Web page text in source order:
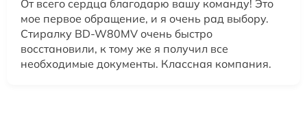
От всего сердца благодарю вашу команду! Это
мое первое обращение, и я очень рад выбору.
Стиралку BD-W80MV очень быстро
восстановили, к тому же я получил все
необходимые документы. Классная компания.